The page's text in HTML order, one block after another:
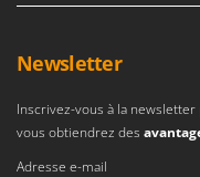
Newsletter
Inscrivez-vous à la
vous obtiendrez des
Adresse e-mail